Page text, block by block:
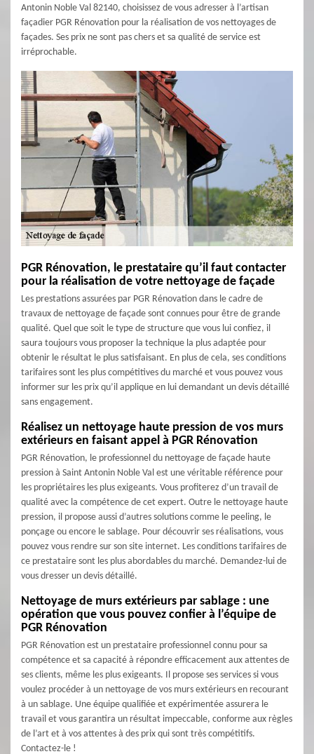
Antonin Noble Val 82140, choisissez de vous adresser à l’artisan
façadier PGR Rénovation pour la réalisation de vos nettoyages de
façades. Ses prix ne sont pas chers et sa qualité de service est
irréprochable.
PGR Rénovation, le prestataire qu’il faut contacter
pour la réalisation de votre nettoyage de façade
Les prestations assurées par PGR Rénovation dans le cadre de
travaux de nettoyage de façade sont connues pour être de grande
qualité. Quel que soit le type de structure que vous lui confiez, il
saura toujours vous proposer la technique la plus adaptée pour
obtenir le résultat le plus satisfaisant. En plus de cela, ses conditions
tarifaires sont les plus compétitives du marché et vous pouvez vous
informer sur les prix qu’il applique en lui demandant un devis détaillé
sans engagement.
Réalisez un nettoyage haute pression de vos murs
extérieurs en faisant appel à PGR Rénovation
PGR Rénovation, le professionnel du nettoyage de façade haute
pression à Saint Antonin Noble Val est une véritable référence pour
les propriétaires les plus exigeants. Vous profiterez d’un travail de
qualité avec la compétence de cet expert. Outre le nettoyage haute
pression, il propose aussi d’autres solutions comme le peeling, le
ponçage ou encore le sablage. Pour découvrir ses réalisations, vous
pouvez vous rendre sur son site internet. Les conditions tarifaires de
ce prestataire sont les plus abordables du marché. Demandez-lui de
vous dresser un devis détaillé.
Nettoyage de murs extérieurs par sablage : une
opération que vous pouvez confier à l’équipe de
PGR Rénovation
PGR Rénovation est un prestataire professionnel connu pour sa
compétence et sa capacité à répondre efficacement aux attentes de
ses clients, même les plus exigeants. Il propose ses services si vous
voulez procéder à un nettoyage de vos murs extérieurs en recourant
à un sablage. Une équipe qualifiée et expérimentée assurera le
travail et vous garantira un résultat impeccable, conforme aux règles
de l’art et à vos attentes à des prix qui sont très compétitifs.
Contactez-le !